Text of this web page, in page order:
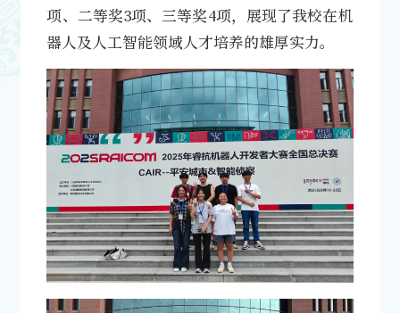
项、二等奖3项、三等奖4项，展现了我校在机
器人及人工智能领域人才培养的雄厚实力。